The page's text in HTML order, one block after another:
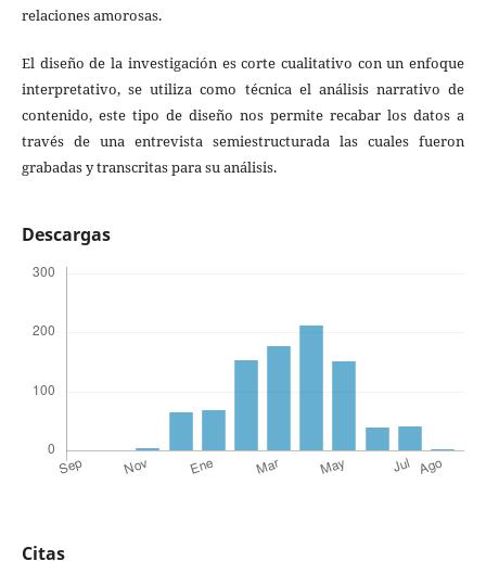
relaciones amorosas.
El diseño de la investigación es corte cualitativo con un enfoque
interpretativo, se utiliza como técnica el análisis narrativo de
contenido, este tipo de diseño nos permite recabar los datos a
través de una entrevista semiestructurada las cuales fueron
grabadas y transcritas para su análisis.
Descargas
Citas